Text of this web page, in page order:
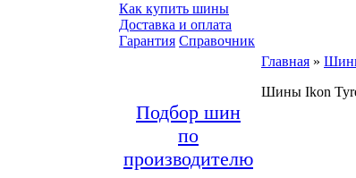
Как купить шины
Доставка и оплата
Гарантия Справочник
Подбор шин
по
производителю
Главная »
Шины Ikon